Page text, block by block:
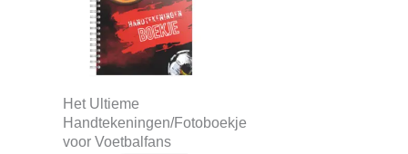
Het Ultieme
Handtekeningen/Fotoboekje
voor Voetbalfans